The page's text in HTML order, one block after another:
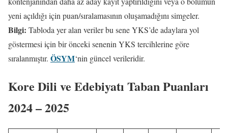
yeni açıldığı için puan/sıralamasının oluşamadığını simgeler.
Bilgi: Tabloda yer alan veriler bu sene YKS’de adaylara yol
göstermesi için bir önceki senenin YKS tercihlerine göre
sıralanmıştır. ÖSYM‘nin güncel verileridir.
Kore Dili ve Edebiyatı Taban Puanları
2024 – 2025